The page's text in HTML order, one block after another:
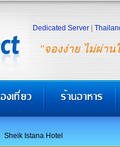
"จองง่าย ไม่ผ่าน
Dedicated Server
Sheik Istana Hotel